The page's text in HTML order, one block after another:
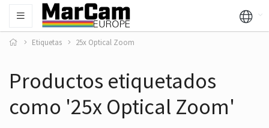
Etiquetas 25x Optical Zoom
Productos etiquetados
como '25x Optical Zoom'